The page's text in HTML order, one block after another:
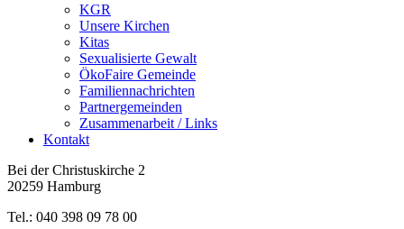
KGR
Unsere Kirchen
Kitas
Sexualisierte Gewalt
ÖkoFaire Gemeinde
Familiennachrichten
Partnergemeinden
Zusammenarbeit / Links
Kontakt
Bei der Christuskirche 2
20259 Hamburg
Tel.: 040 398 09 78 00